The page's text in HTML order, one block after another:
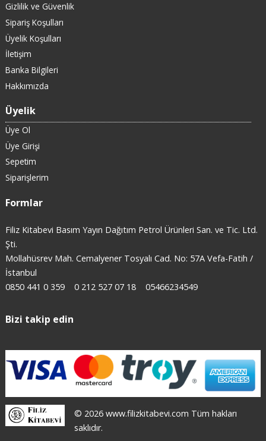
Gizlilik ve Güvenlik
Sipariş Koşulları
Üyelik Koşulları
İletişim
Banka Bilgileri
Hakkımızda
Üyelik
Üye Ol
Üye Girişi
Sepetim
Siparişlerim
Formlar
Filiz Kitabevi Basım Yayın Dağıtım Petrol Ürünleri San. ve Tic. Ltd.
Şti.
Mollahüsrev Mah. Cemalyener Tosyalı Cad. No: 57A Vefa-Fatih /
İstanbul
0850 441 0 359
0 212 527 07 18 05466234549
Bizi takip edin
© 2026 www.filizkitabevi.com Tüm hakları
saklıdır.